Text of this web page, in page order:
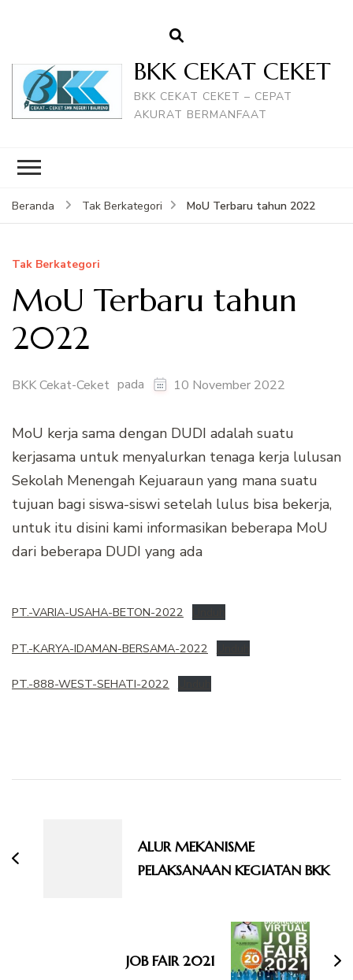
BKK CEKAT CEKET
BKK CEKAT CEKET – CEPAT
AKURAT BERMANFAAT
Beranda Tak Berkategori MoU Terbaru tahun 2022
Tak Berkategori
MoU Terbaru tahun
2022
BKK Cekat-Ceket pada 10 November 2022
MoU kerja sama dengan DUDI adalah suatu
kerjasama untuk menyalurkan tenaga kerja lulusan
Sekolah Menengah Kejuaraun yang mana suatu
tujuan bagi siswa-siswi setelah lulus bisa bekerja,
untuk itu disini kami informasikan beberapa MoU
dari beberapa DUDI yang ada
PT.-VARIA-USAHA-BETON-2022
PT.-KARYA-IDAMAN-BERSAMA-2022
PT.-888-WEST-SEHATI-2022
ALUR MEKANISME
PELAKSANAAN KEGIATAN BKK
JOB FAIR 2021